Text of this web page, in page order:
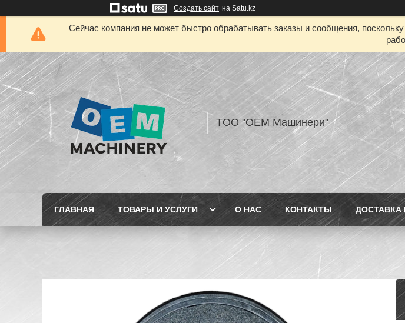
Создать сайт на Satu.kz
Сейчас компания не может быстро обрабатывать заказы и сообщения,
TOO "OEM Машинери"
ГЛАВНАЯ ТОВАРЫ И УСЛУГИ О НАС КОНТАКТЫ ДОСТАВКА